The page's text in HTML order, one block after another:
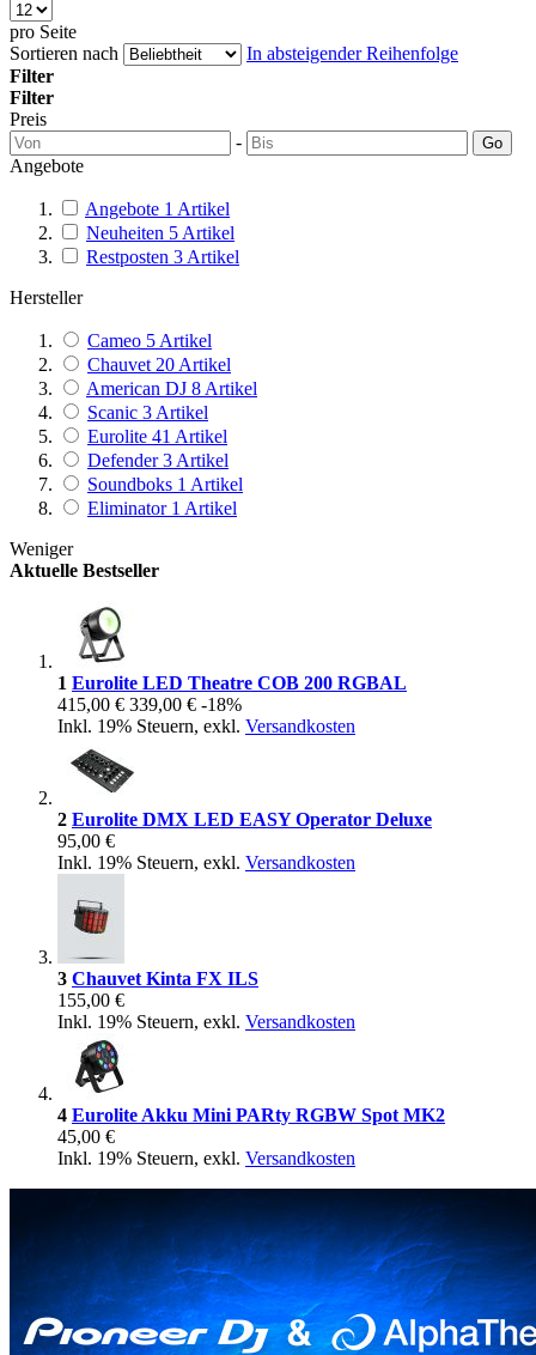
pro Seite
Sortieren nach
In absteigender Reihenfolge
Filter
Filter
Preis
-
Go
Angebote
Angebote 1 Artikel
Neuheiten 5 Artikel
Restposten 3 Artikel
Hersteller
Cameo 5 Artikel
Chauvet 20 Artikel
American DJ 8 Artikel
Scanic 3 Artikel
Eurolite 41 Artikel
Defender 3 Artikel
Soundboks 1 Artikel
Eliminator 1 Artikel
Weniger
Aktuelle Bestseller
1 Eurolite LED Theatre COB 200 RGBAL
415,00 € 339,00 € -18%
Inkl. 19% Steuern, exkl. Versandkosten
2 Eurolite DMX LED EASY Operator Deluxe
95,00 €
Inkl. 19% Steuern, exkl. Versandkosten
3 Chauvet Kinta FX ILS
155,00 €
Inkl. 19% Steuern, exkl. Versandkosten
4 Eurolite Akku Mini PARty RGBW Spot MK2
45,00 €
Inkl. 19% Steuern, exkl. Versandkosten